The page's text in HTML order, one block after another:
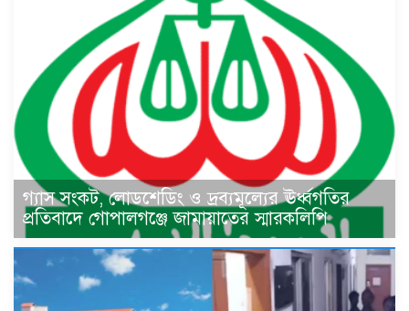
গ্যাস সংকট, লোডশেডিং ও দ্রব্যমূল্যের ঊর্ধ্বগতির
প্রতিবাদে গোপালগঞ্জে জামায়াতের স্মারকলিপি